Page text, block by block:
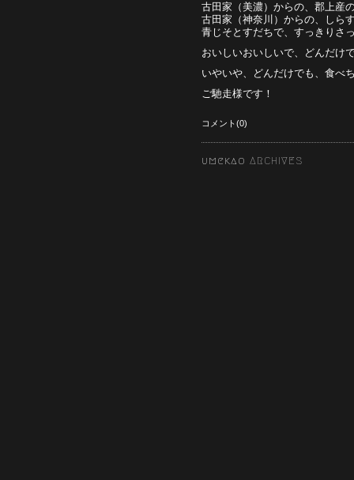
古田家（美濃）からの、郡上産
古田家（神奈川）からの、しら
青じそとすだちで、すっきりさ
おいしいおいしいで、どんだけ
いやいや、どんだけでも、食べ
ご馳走様です！
コメント(0)
umekao ARCHIVES